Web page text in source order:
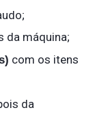
da máquina;
com os itens
da